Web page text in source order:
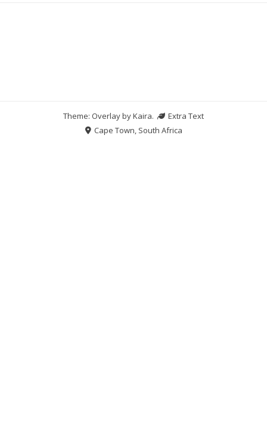
Theme: Overlay byKaira.
Extra Text
Cape Town, South Africa